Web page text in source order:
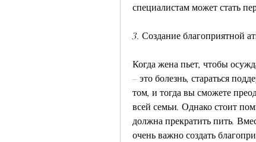
специалистам может стать
3. Создание благоприятной
Когда жена пьет, чтобы
– это болезнь, стараться
том, и тогда вы сможете
всей семьи. Однако стоит
должна прекратить пить.
очень важно создать